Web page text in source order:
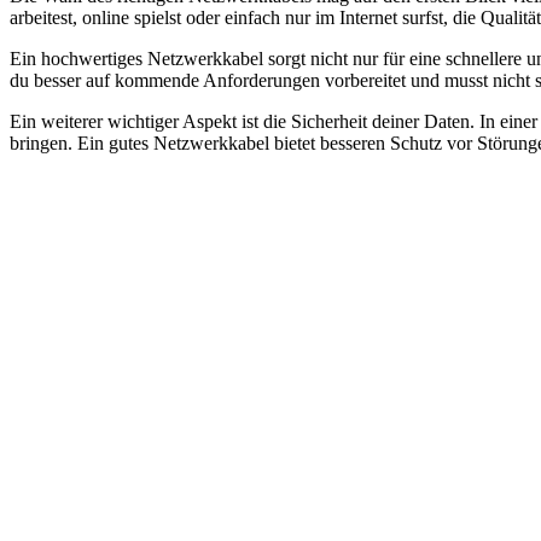
arbeitest, online spielst oder einfach nur im Internet surfst, die
Ein hochwertiges Netzwerkkabel sorgt nicht nur für eine schnellere
du besser auf kommende Anforderungen vorbereitet und musst
Ein weiterer wichtiger Aspekt ist die Sicherheit deiner Daten. In
bringen. Ein gutes Netzwerkkabel bietet besseren Schutz vor